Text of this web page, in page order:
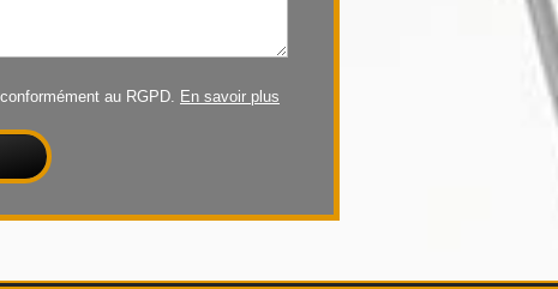
au RGPD. En savoir plus